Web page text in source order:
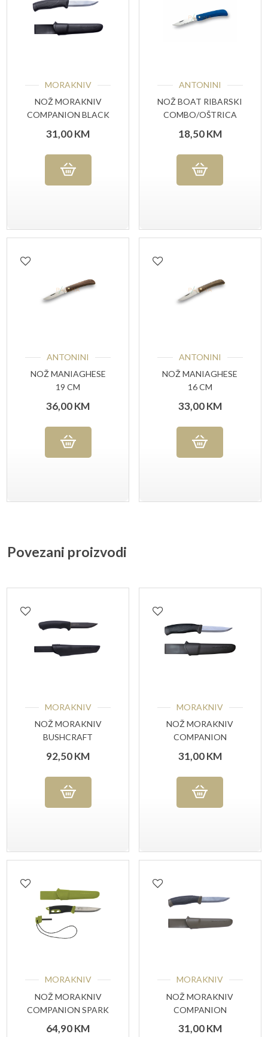
MORAKNIV
NOŽ MORAKNIV
COMPANION BLACK
31,00KM
ANTONINI
NOŽ BOAT RIBARSKI
COMBO/OŠTRICA
18,50KM
ANTONINI
NOŽ MANIAGHESE
19 CM
36,00KM
ANTONINI
NOŽ MANIAGHESE
16 CM
33,00KM
Povezani proizvodi
MORAKNIV
NOŽ MORAKNIV
BUSHCRAFT
BLACKBLADE™
92,50KM
MORAKNIV
NOŽ MORAKNIV
COMPANION
ANTHRACITE
31,00KM
MORAKNIV
NOŽ MORAKNIV
COMPANION SPARK
GREEN (S)
64,90KM
MORAKNIV
NOŽ MORAKNIV
COMPANION
MILITARY GREEN
31,00KM